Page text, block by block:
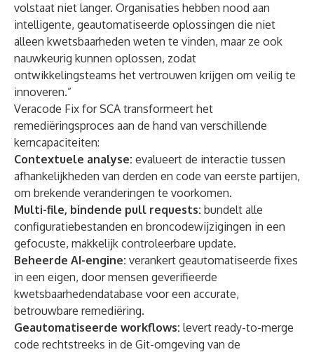
volstaat niet langer. Organisaties hebben nood aan
intelligente, geautomatiseerde oplossingen die niet
alleen kwetsbaarheden weten te vinden, maar ze ook
nauwkeurig kunnen oplossen, zodat
ontwikkelingsteams het vertrouwen krijgen om veilig te
innoveren.”
Veracode Fix for SCA transformeert het
remediëringsproces aan de hand van verschillende
kerncapaciteiten:
Contextuele analyse: evalueert de interactie tussen
afhankelijkheden van derden en code van eerste partijen,
om brekende veranderingen te voorkomen.
Multi-file, bindende pull requests: bundelt alle
configuratiebestanden en broncodewijzigingen in een
gefocuste, makkelijk controleerbare update.
Beheerde AI-engine: verankert geautomatiseerde fixes
in een eigen, door mensen geverifieerde
kwetsbaarhedendatabase voor een accurate,
betrouwbare remediëring.
Geautomatiseerde workflows: levert ready-to-merge
code rechtstreeks in de Git-omgeving van de